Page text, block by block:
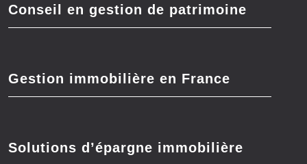
Conseil en gestion de patrimoine
Gestion immobilière en France
Solutions d’épargne immobilière